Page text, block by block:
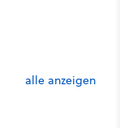
alle anzeigen